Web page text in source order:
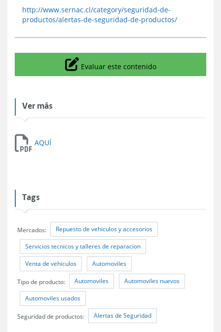
http://www.sernac.cl/category/seguridad-de-
productos/alertas-de-seguridad-de-productos/
Icono
Evaluar este contenido
Ver más
AQUÍ
Tags
Mercados: Repuesto de vehiculos y accesorios
Servicios tecnicos y talleres de reparacion
Venta de vehiculos Automoviles
Tipo de producto: Automoviles Automoviles nuevos
Automoviles usados
Seguridad de productos: Alertas de Seguridad